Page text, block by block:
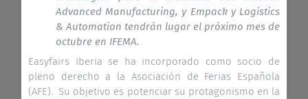
Advanced Manufacturing, y Empack y Logistics
& Automation tendrán lugar el próximo mes de
octubre en IFEMA.
Easyfairs Iberia se ha incorporado como socio de
pleno derecho a la Asociación de Ferias Española
(AFE). Su objetivo es potenciar su protagonismo en la